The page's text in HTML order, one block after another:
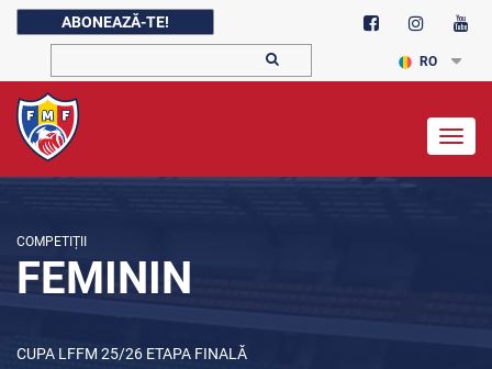
ABONEAZĂ-TE!
RO
COMPETIȚII
FEMININ
CUPA LFFM 25/26 ETAPA FINALĂ